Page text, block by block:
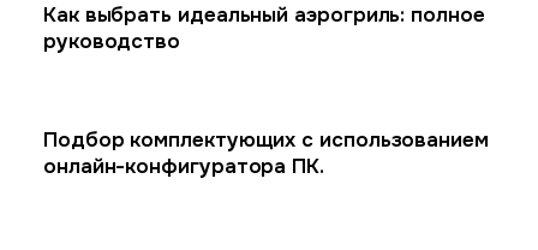
Как выбрать идеальный аэрогриль: полное
руководство
Подбор комплектующих с использованием
онлайн-конфигуратора ПК.